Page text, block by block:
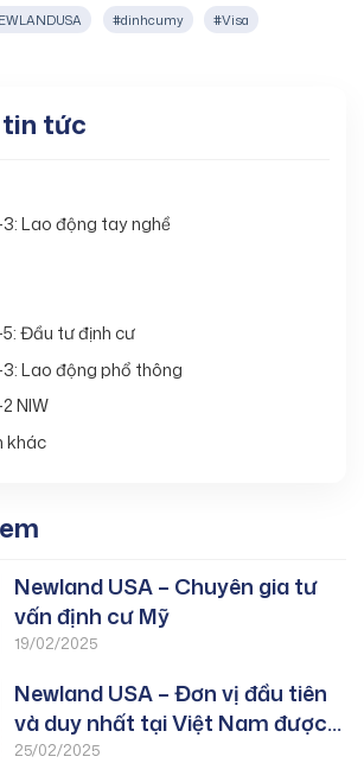
#dinhcumy #Visa
tin tức
Lao động tay nghề
Đầu tư định cư
Lao động phổ thông
NIW
khác
Newland USA – Chuyên gia tư
vấn định cư Mỹ
19/02/2025
Newland USA – Đơn vị đầu tiên
và duy nhất tại Việt Nam được
duyệt PWD chương trình EB-3:
25/02/2025